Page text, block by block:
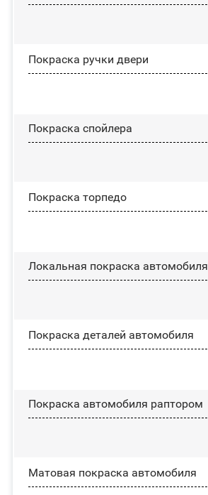
Покраска ручки двери
Покраска спойлера
Покраска торпедо
Локальная покраска автомобиля
Покраска деталей автомобиля
Покраска автомобиля раптором
Матовая покраска автомобиля